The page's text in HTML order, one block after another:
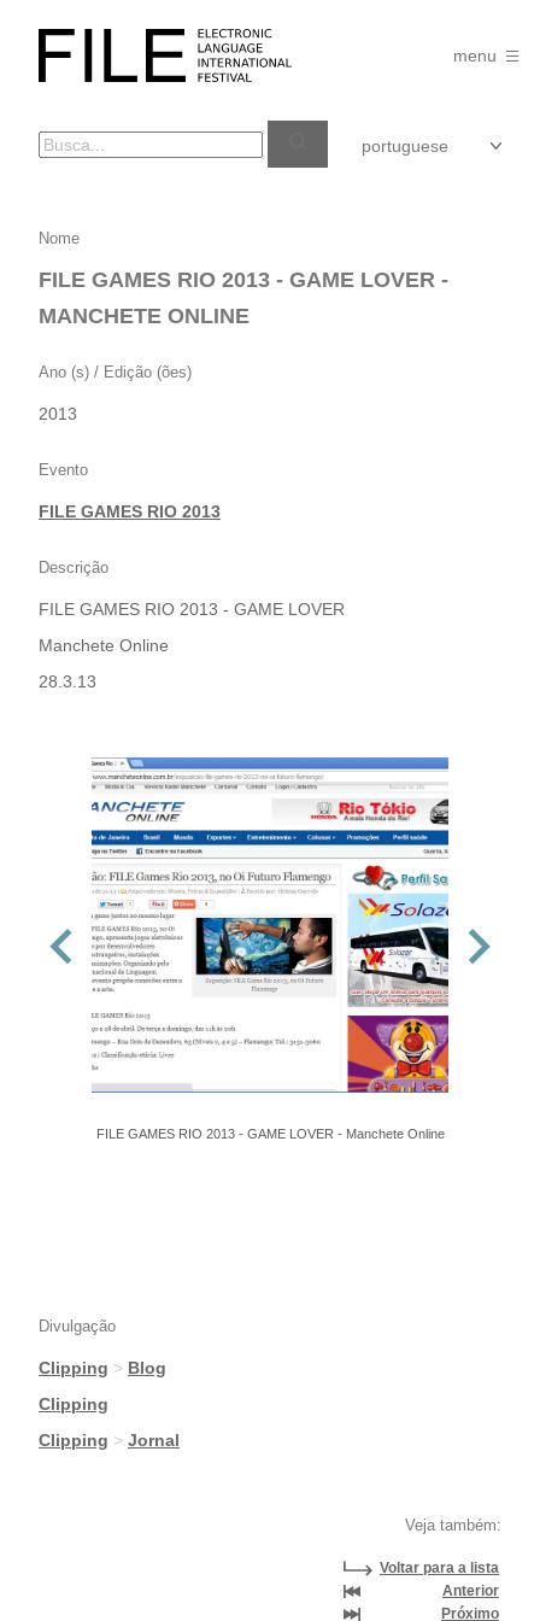
FILE
FESTIVAL
menu
FILE
GAMES
RIO
–
GAME
–
ONLINE
Nome
FILE GAMES RIO 2013 - GAME LOVER -
MANCHETE ONLINE
Ano (s) / Edição (ões)
2013
Evento
FILE GAMES RIO 2013
Descrição
FILE GAMES RIO 2013 - GAME LOVER
Manchete Online
28.3.13
FILE GAMES RIO 2013 - GAME LOVER - Manchete Online
Divulgação
Clipping > Blog
|Clipping
|Clipping > Jornal
Veja também:
Voltar para a lista
Anterior
Próximo